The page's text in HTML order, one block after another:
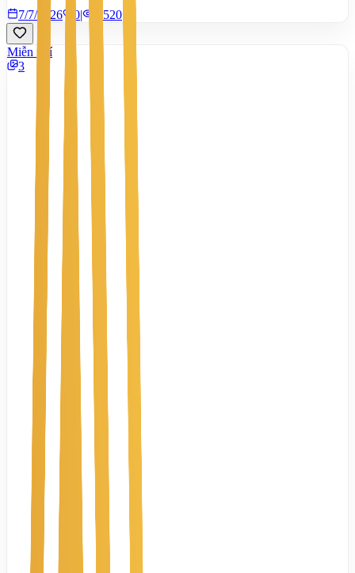
7/7/2026
0| 1.520
Miễn phí
3